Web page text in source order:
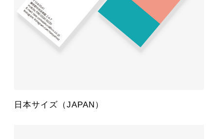
日本サイズ（JAPAN）